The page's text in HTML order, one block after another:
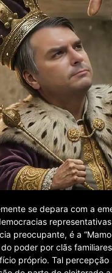
se depara com a
preocupante, é a
poder por clãs
próprio. Tal